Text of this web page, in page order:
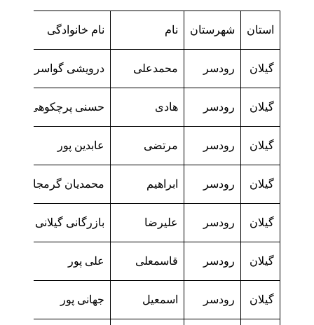
استان شهرستان نام نام خانوادگی
گیلان رودسر محمدعلی درویشی گواسرائی
گیلان رودسر هادی حسنی پرچکوهی
گیلان رودسر مرتضی عابدین پور
گیلان رودسر ابراهیم محمدیان گرمجانی
گیلان رودسر علیرضا بازرگانی گیلانی
گیلان رودسر قاسمعلی علی پور
گیلان رودسر اسمعیل جهانی پور